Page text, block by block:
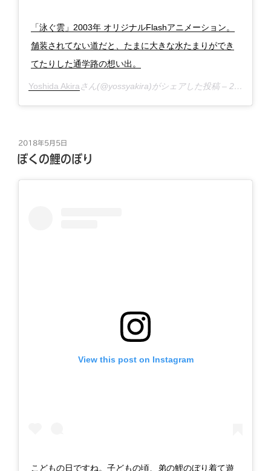
「泳ぐ雲」2003年 オリジナルFlashアニメーション。
舗装されてない道だと、たまに大きな水たまりができ
てたりした通学路の想い出。
Yoshida Akiraさん(@yossyakira)がシェアした投稿 – 2018年 6月月6日午前3時17分PDT
投
稿
日:
2018年5月5日
ぼくの鯉のぼり
View this post on Instagram
こどもの日ですね。子どもの頃、弟の鯉のぼり着て遊